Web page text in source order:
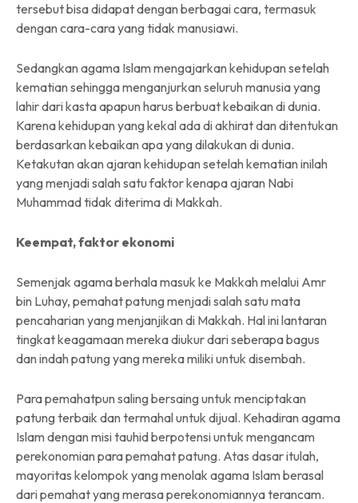
tersebut bisa didapat dengan berbagai cara, termasuk
dengan cara-cara yang tidak manusiawi.
Sedangkan agama Islam mengajarkan kehidupan setelah
kematian sehingga menganjurkan seluruh manusia yang
lahir dari kasta apapun harus berbuat kebaikan di dunia.
Karena kehidupan yang kekal ada di akhirat dan ditentukan
berdasarkan kebaikan apa yang dilakukan di dunia.
Ketakutan akan ajaran kehidupan setelah kematian inilah
yang menjadi salah satu faktor kenapa ajaran Nabi
Muhammad tidak diterima di Makkah.
Keempat, faktor ekonomi
Semenjak agama berhala masuk ke Makkah melalui Amr
bin Luhay, pemahat patung menjadi salah satu mata
pencaharian yang menjanjikan di Makkah. Hal ini lantaran
tingkat keagamaan mereka diukur dari seberapa bagus
dan indah patung yang mereka miliki untuk disembah.
Para pemahatpun saling bersaing untuk menciptakan
patung terbaik dan termahal untuk dijual. Kehadiran agama
Islam dengan misi tauhid berpotensi untuk mengancam
perekonomian para pemahat patung. Atas dasar itulah,
mayoritas kelompok yang menolak agama Islam berasal
dari pemahat yang merasa perekonomiannya terancam.